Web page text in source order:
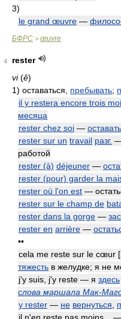
3)
le grand œuvre —
БФРС > œuvre
4
rester
vi(ê)
1) оставаться, пребывать;
il y restera encore trois
месяца
rester chez soi —
rester sur un travail разг. —
работой
rester (à) déjeuner —
rester (pour) garder la
rester où l'on est —
rester sur le champ de
rester dans la gorge —
rester en arrière —
••
cela me reste sur le cœur
тяжесть в желудке; я не
j'y suis, j'y reste — я здесь
слова маршала Мак-
y rester — не вернуться